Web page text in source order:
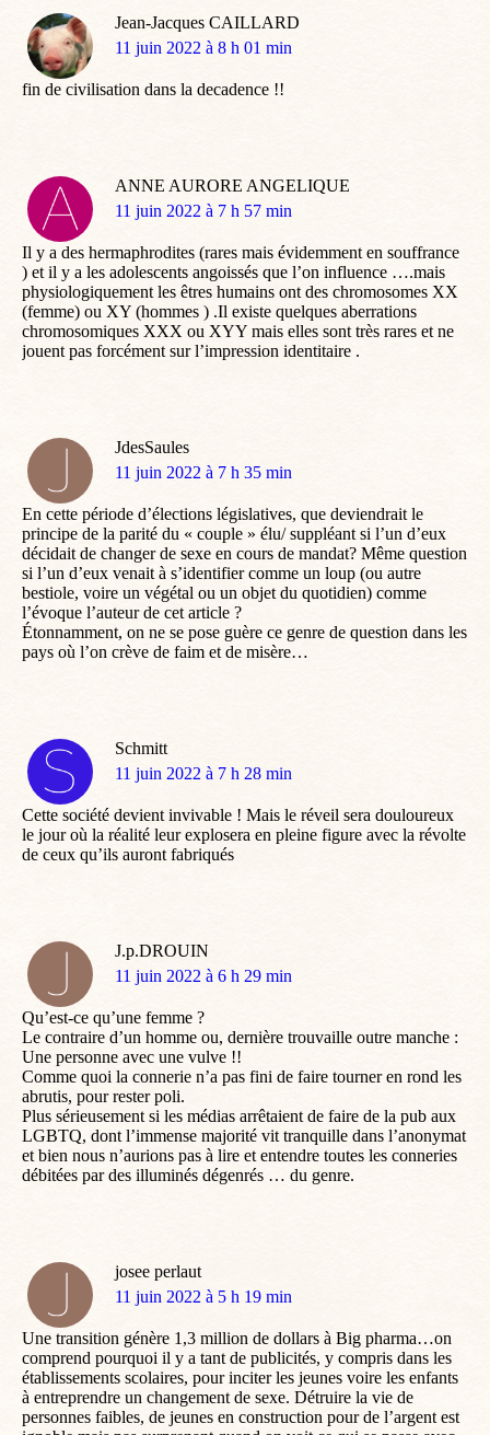
Jean-Jacques CAILLARD
dit
11 juin 2022 à 8 h 01 min
fin de civilisation dans la decadence !!
ANNE AURORE ANGELIQUE
dit
11 juin 2022 à 7 h 57 min
Il y a des hermaphrodites (rares mais évidemment en souffrance
) et il y a les adolescents angoissés que l’on influence ….mais
physiologiquement les êtres humains ont des chromosomes XX
(femme) ou XY (hommes ) .Il existe quelques aberrations
chromosomiques XXX ou XYY mais elles sont très rares et ne
jouent pas forcément sur l’impression identitaire .
JdesSaules
dit
11 juin 2022 à 7 h 35 min
En cette période d’élections législatives, que deviendrait le
principe de la parité du « couple » élu/ suppléant si l’un d’eux
décidait de changer de sexe en cours de mandat? Même question
si l’un d’eux venait à s’identifier comme un loup (ou autre
bestiole, voire un végétal ou un objet du quotidien) comme
l’évoque l’auteur de cet article ?
Étonnamment, on ne se pose guère ce genre de question dans les
pays où l’on crève de faim et de misère…
Schmitt
dit
11 juin 2022 à 7 h 28 min
Cette société devient invivable ! Mais le réveil sera douloureux
le jour où la réalité leur explosera en pleine figure avec la révolte
de ceux qu’ils auront fabriqués
J.p.DROUIN
dit
11 juin 2022 à 6 h 29 min
Qu’est-ce qu’une femme ?
Le contraire d’un homme ou, dernière trouvaille outre manche :
Une personne avec une vulve !!
Comme quoi la connerie n’a pas fini de faire tourner en rond les
abrutis, pour rester poli.
Plus sérieusement si les médias arrêtaient de faire de la pub aux
LGBTQ, dont l’immense majorité vit tranquille dans l’anonymat
et bien nous n’aurions pas à lire et entendre toutes les conneries
débitées par des illuminés dégenrés … du genre.
josee perlaut
dit
11 juin 2022 à 5 h 19 min
Une transition génère 1,3 million de dollars à Big pharma…on
comprend pourquoi il y a tant de publicités, y compris dans les
établissements scolaires, pour inciter les jeunes voire les enfants
à entreprendre un changement de sexe. Détruire la vie de
personnes faibles, de jeunes en construction pour de l’argent est